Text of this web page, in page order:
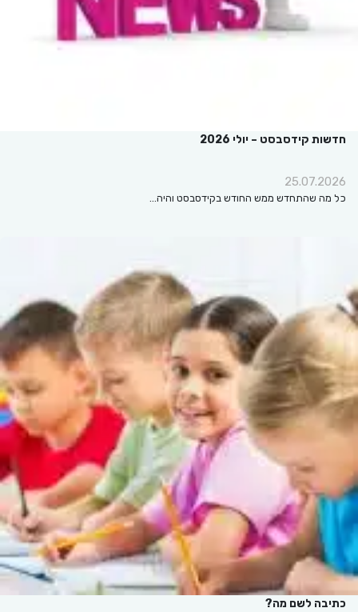
חדשות קידסבסט – יולי 2026
25.07.2026
כל מה שהתחדש ממש החודש בקידסבסט והיה…
כתיבה לשם מה?